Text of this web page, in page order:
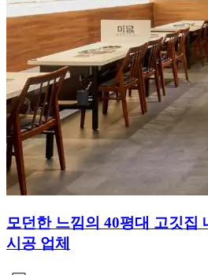
모던한 느낌의 40평대 고깃집
시공 업체